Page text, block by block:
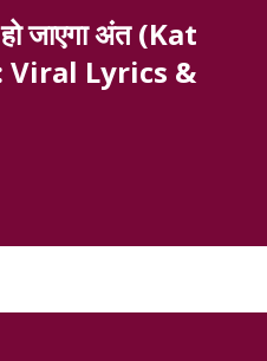
जाएगा अंत (Kat
Viral Lyrics &